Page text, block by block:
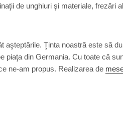
de unghiuri şi materiale, frezări
aşteptările. Ţinta noastră este să
piaţa din Germania. Cu toate că
ne-am propus. Realizarea de